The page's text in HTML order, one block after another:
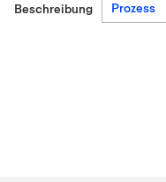
Beschreibung Prozess